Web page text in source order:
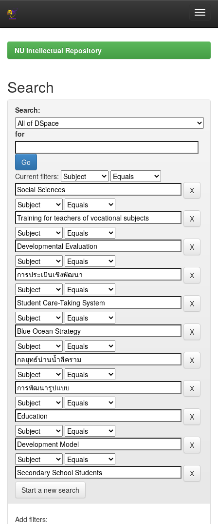
navigationNU Intellectual Repository
Search
Search:
for
Current filters:
Start a new search
Add filters: